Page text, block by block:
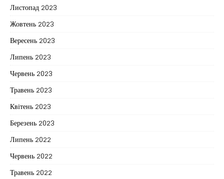
Листопад 2023
Жовтень 2023
Вересень 2023
Липень 2023
Червень 2023
Травень 2023
Квітень 2023
Березень 2023
Липень 2022
Червень 2022
Травень 2022